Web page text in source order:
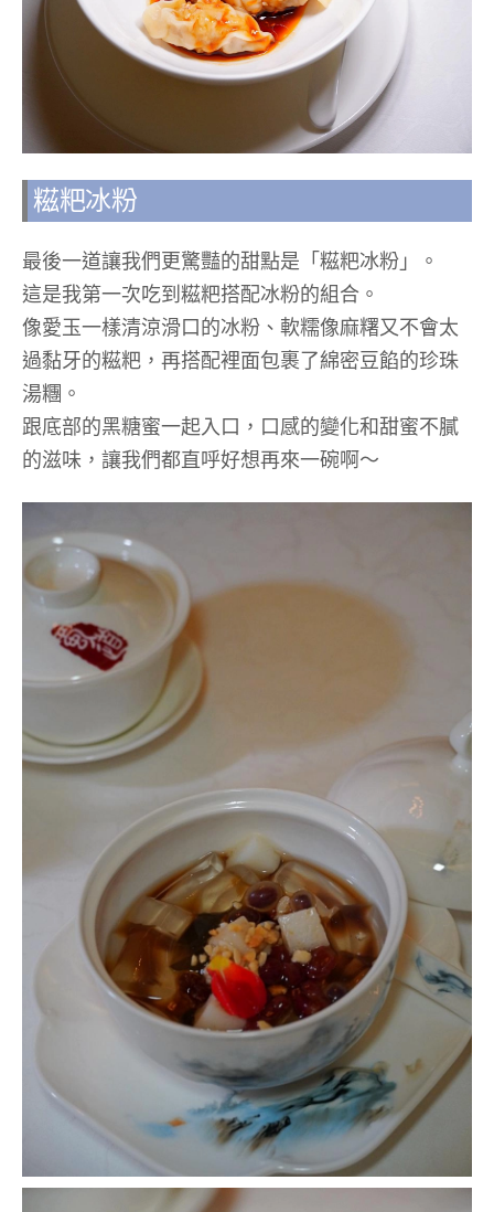
糍粑冰粉
最後一道讓我們更驚豔的甜點是「糍粑冰粉」。
這是我第一次吃到糍粑搭配冰粉的組合。
像愛玉一樣清涼滑口的冰粉、軟糯像麻糬又不會太
過黏牙的糍粑，再搭配裡面包裹了綿密豆餡的珍珠
湯糰。
跟底部的黑糖蜜一起入口，口感的變化和甜蜜不膩
的滋味，讓我們都直呼好想再來一碗啊～